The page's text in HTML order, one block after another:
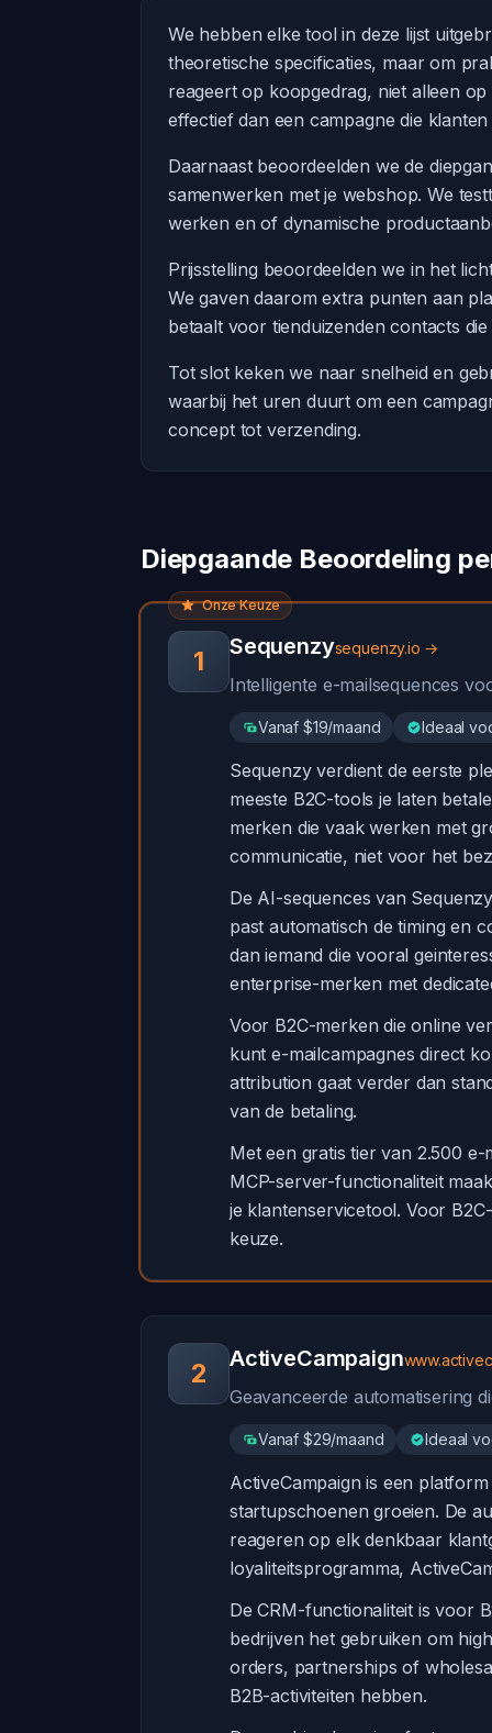
We hebben elke tool in deze lijst
theoretische specificaties, maar om
reageert op koopgedrag, niet alleen
effectief dan een campagne die
Daarnaast beoordeelden we de
samenwerken met je webshop. We
werken en of dynamische
Prijsstelling beoordeelden we in het
We gaven daarom extra punten aan
betaalt voor tienduizenden contacts
Tot slot keken we naar snelheid en
waarbij het uren duurt om een
concept tot verzending.
Diepgaande Beoordeling
Onze Keuze
1 Sequenzysequenzy.io →
Intelligente e-mailsequences
Vanaf $19/maand Ideaal
Sequenzy verdient de eerste
meeste B2C-tools je laten
merken die vaak werken met
communicatie, niet voor het
De AI-sequences van
past automatisch de timing en
dan iemand die vooral
enterprise-merken met
Voor B2C-merken die online
kunt e-mailcampagnes direct
attribution gaat verder dan
van de betaling.
Met een gratis tier van 2.500
MCP-server-functionaliteit
je klantenservicetool. Voor
keuze.
2 ActiveCampaign
Geavanceerde automatisering
Vanaf $29/maand Ideaal
ActiveCampaign is een
startupschoenen groeien. De
reageren op elk denkbaar
loyaliteitsprogramma,
De CRM-functionaliteit is voor
bedrijven het gebruiken om
orders, partnerships of
B2B-activiteiten hebben.